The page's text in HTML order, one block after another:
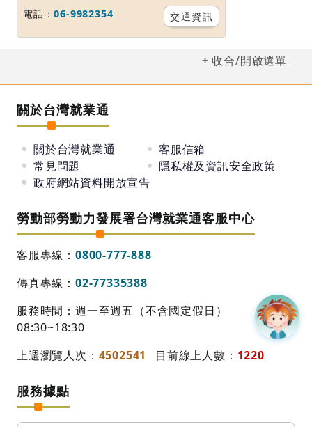
電話：06-9982354 交通資訊
收合/開啟選單
關於台灣就業通
關於台灣就業通
客服信箱
常見問題
隱私權及資訊安全政策
政府網站資料開放宣告
勞動部勞動力發展署台灣就業通客服中心
客服專線： 0800-777-888
傳真專線： 02-77335388
服務時間：週一至週五（不含國定假日）
08:30~18:30
上週瀏覽人次： 4502541 目前線上人數： 1220
服務據點